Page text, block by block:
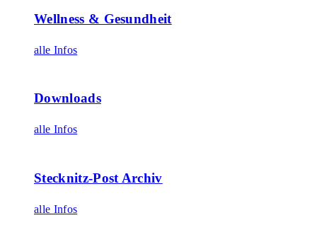
Wellness & Gesundheit
alle Infos
Downloads
alle Infos
Stecknitz-Post Archiv
alle Infos